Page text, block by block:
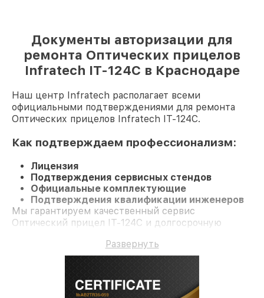
Документы авторизации для
ремонта Оптических прицелов
Infratech IT-124C в Краснодаре
Наш центр Infratech располагает всеми
официальными подтверждениями для ремонта
Оптических прицелов Infratech IT-124C.
Как подтверждаем профессионализм:
Лицензия
Подтверждения сервисных стендов
Официальные комплектующие
Подтверждения квалификации инженеров
Мы гарантируем качественный сервис
Оптический прицел IT-124C и долгосрочную
Развернуть